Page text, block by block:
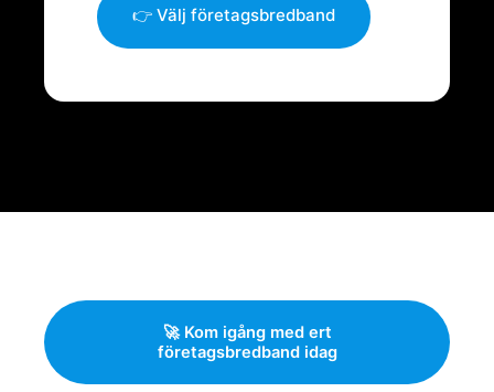
👉 Välj företagsbredband
🚀 Kom igång med ert
företagsbredband idag